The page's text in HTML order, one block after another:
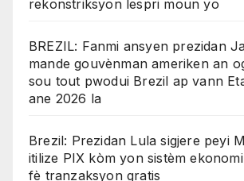
rekonstriksyon lespri moun yo
BREZIL: Fanmi ansyen prezidan
mande gouvènman ameriken an
sou tout pwodui Brezil ap vann
ane 2026 la
Brezil: Prezidan Lula sigjere peyi
itilize PIX kòm yon sistèm
fè tranzaksyon gratis